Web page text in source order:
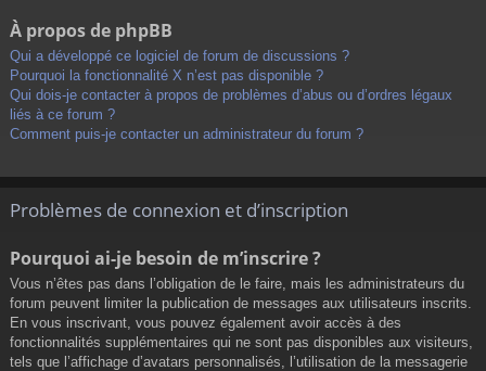
À propos de phpBB
Qui a développé ce logiciel de forum de discussions ?
Pourquoi la fonctionnalité X n’est pas disponible ?
Qui dois-je contacter à propos de problèmes d’abus ou d’ordres légaux
liés à ce forum ?
Comment puis-je contacter un administrateur du forum ?
Problèmes de connexion et d’inscription
Pourquoi ai-je besoin de m’inscrire ?
Vous n’êtes pas dans l’obligation de le faire, mais les administrateurs du
forum peuvent limiter la publication de messages aux utilisateurs inscrits.
En vous inscrivant, vous pouvez également avoir accès à des
fonctionnalités supplémentaires qui ne sont pas disponibles aux visiteurs,
tels que l’affichage d’avatars personnalisés, l’utilisation de la messagerie